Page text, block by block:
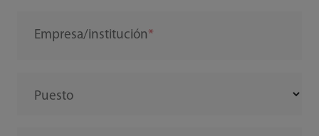
Empresa/institución
Puesto